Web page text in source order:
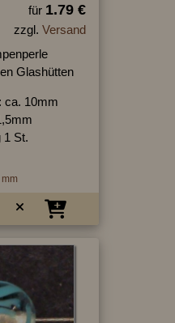
für 1.79 €
zzgl. Versand
Glashütten
ca. 10mm
1 St.